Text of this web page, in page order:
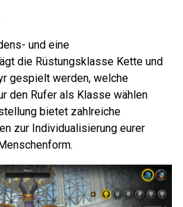
und eine
die Rüstungsklasse Kette und
gespielt werden, welche
den Rufer als Klasse wählen
bietet zahlreiche
zur Individualisierung eurer